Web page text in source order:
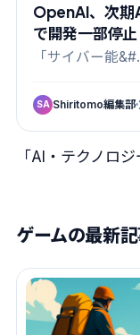
OpenAI、次期
で開発一部停止
「サイバー能
SA Shiritomo編集部
「AI・テクノロ
ゲームの最新